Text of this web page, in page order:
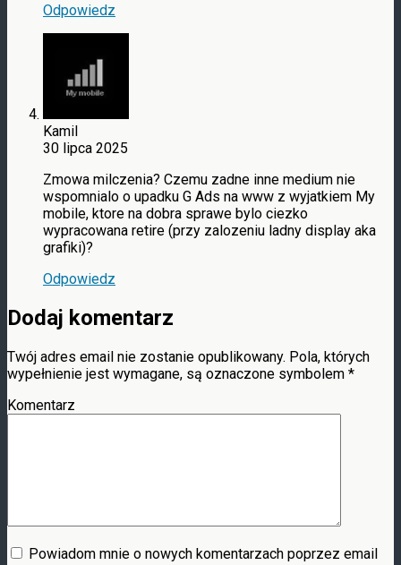
Odpowiedz
Kamil
30 lipca 2025
Zmowa milczenia? Czemu zadne inne medium nie
wspomnialo o upadku G Ads na www z wyjatkiem My
mobile, ktore na dobra sprawe bylo ciezko
wypracowana retire (przy zalozeniu ladny display aka
grafiki)?
Odpowiedz
Dodaj komentarz
Twój adres email nie zostanie opublikowany. Pola, których
wypełnienie jest wymagane, są oznaczone symbolem *
Komentarz
Powiadom mnie o nowych komentarzach poprzez email